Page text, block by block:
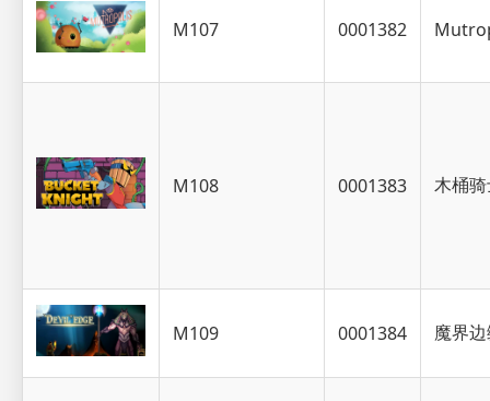
M107 0001382
M108 0001383 木桶
M109 0001384 魔界